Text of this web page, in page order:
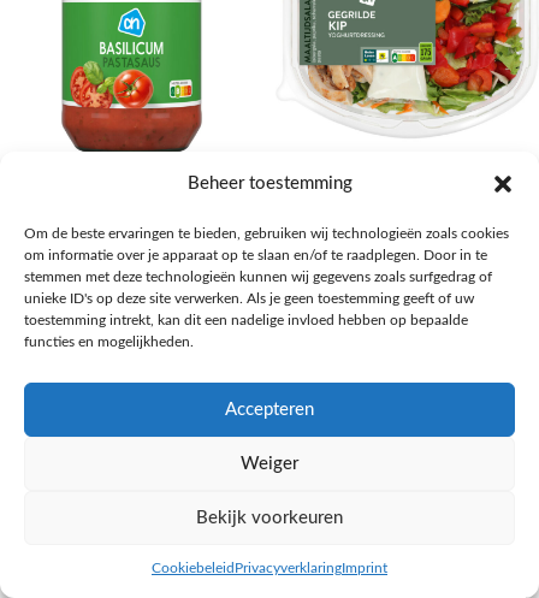
Beheer toestemming
Om de beste ervaringen te bieden, gebruiken wij technologieën zoals cookies
om informatie over je apparaat op te slaan en/of te raadplegen. Door in te
stemmen met deze technologieën kunnen wij gegevens zoals surfgedrag of
unieke ID's op deze site verwerken. Als je geen toestemming geeft of uw
toestemming intrekt, kan dit een nadelige invloed hebben op bepaalde
functies en mogelijkheden.
Accepteren
Weiger
Bekijk voorkeuren
Cookiebeleid PrivacyverklaringImprint
€1,59
NAAR AH
Salades,Pizza, Maaltijden
€3,39
NAAR AH